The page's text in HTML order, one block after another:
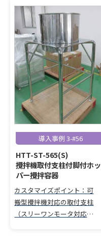
ー無しアンカー台座（設置
座）仕様に対応。
導入事例 3-#56
HTT-ST-565(S)
攪拌機取付支柱付脚付ホッ
パー攪拌容器
カスタマイズポイント：可
搬型攪拌機対応の取付支柱
（スリーワンモータ対応）